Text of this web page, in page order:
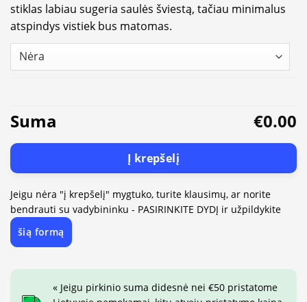
stiklas labiau sugeria saulės šviestą, tačiau minimalus
atspindys vistiek bus matomas.
Suma €0.00
Į krepšelį
Jeigu nėra "į krepšelį" mygtuko, turite klausimų, ar norite
bendrauti su vadybininku - PASIRINKITE DYDĮ ir užpildykite
šią formą
« Jeigu pirkinio suma didesnė nei €50 pristatome